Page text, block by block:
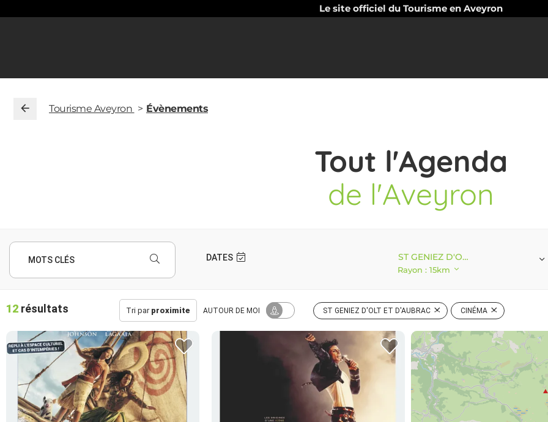
Le site officiel du Tourisme en Aveyron
Tourisme Aveyron Évènements
Tout l'Agenda
de l'Aveyron
MOTS CLÉS DATES ST GENIEZ D'OLT ET D'AUBRAC
Rayon : 15km
12 résultats Tri par proximite AUTOUR DE MOI ST GENIEZ D'OLT ET D'AUBRAC CINÉMA